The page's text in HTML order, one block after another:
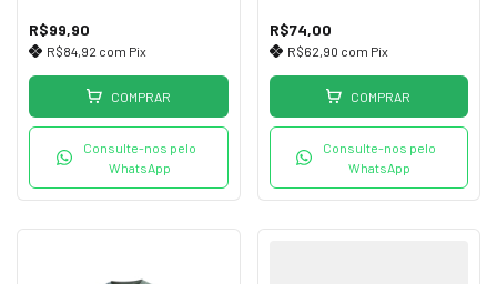
R$99,90
R$84,92 com Pix
COMPRAR
Consulte-nos pelo
WhatsApp
R$74,00
R$62,90 com Pix
COMPRAR
Consulte-nos pelo
WhatsApp